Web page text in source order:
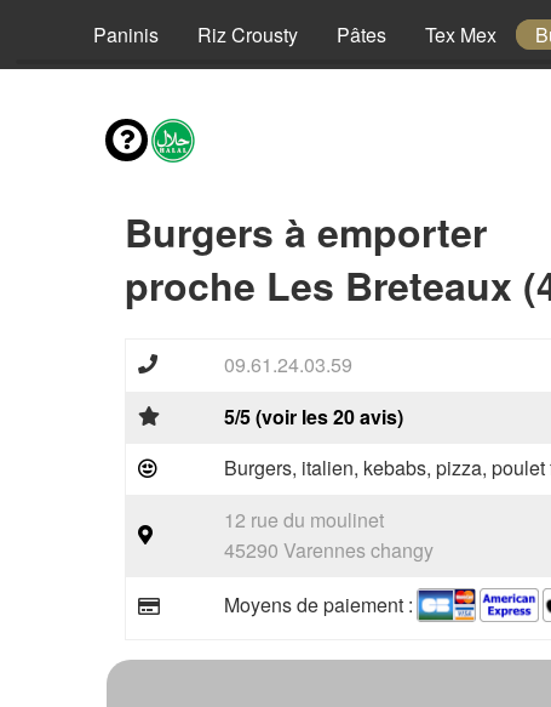
Paninis Riz Crousty Pâtes Tex Mex
Burgers à emporter
proche Les Breteaux
09.61.24.03.59
5/5 (voir les 20 avis)
Burgers, italien, kebabs, pizza,
12 rue du moulinet
45290 Varennes changy
Moyens de paiement :